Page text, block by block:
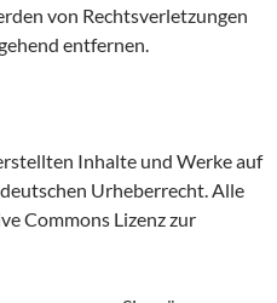
von Rechtsverletzungen
entfernen.
Inhalte und Werke auf
Urheberrecht. Alle
Commons Lizenz zur